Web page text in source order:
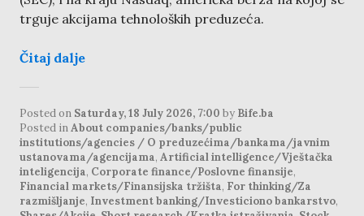
trguje akcijama tehnoloških preduzeća.
Čitaj dalje
Posted on Saturday, 18 July 2026, 7:00 by Bife.ba
Posted inAbout companies/banks/public
institutions/agencies / O preduzećima/bankama/javnim
ustanovama/agencijama, Artificial intelligence/Vještačka
inteligencija, Corporate finance/Poslovne finansije,
Financial markets/Finansijska tržišta, For thinking/Za
razmišljanje, Investment banking/Investiciono bankarstvo,